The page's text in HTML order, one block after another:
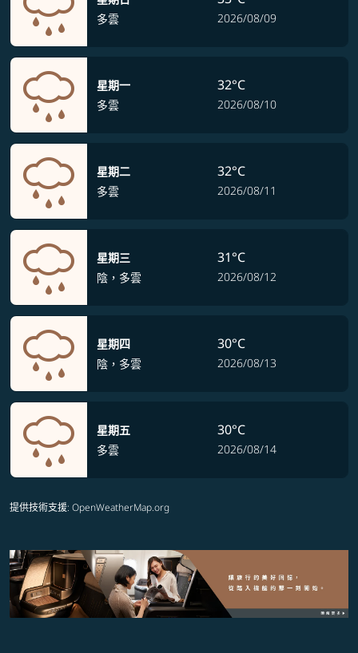
多雲
2026/08/09
星期一
多雲
32°C
2026/08/10
星期二
多雲
32°C
2026/08/11
星期三
陰，多雲
31°C
2026/08/12
星期四
陰，多雲
30°C
2026/08/13
星期五
多雲
30°C
2026/08/14
提供技術支援: OpenWeatherMap.org